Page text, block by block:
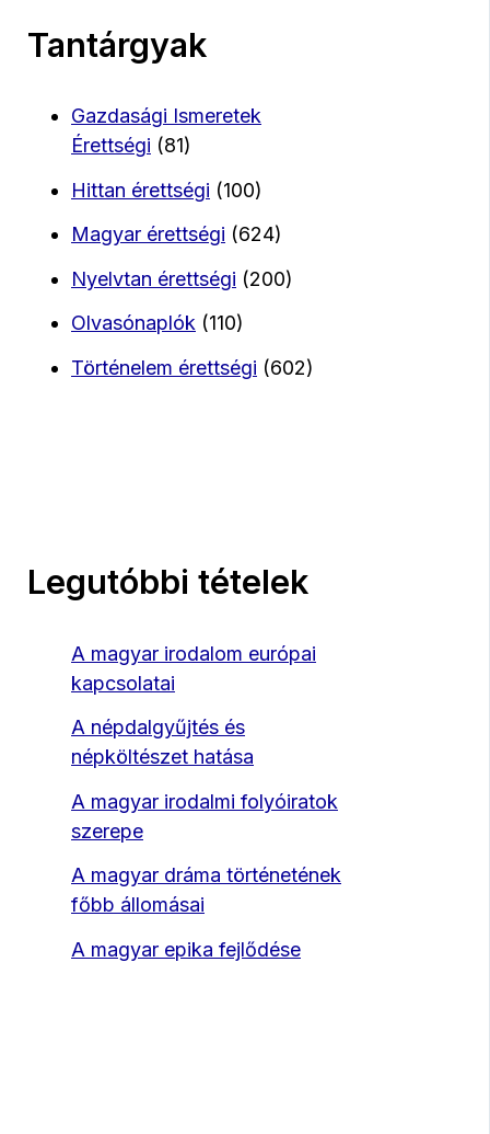
Tantárgyak
Gazdasági Ismeretek
Érettségi (81)
Hittan érettségi (100)
Magyar érettségi (624)
Nyelvtan érettségi (200)
Olvasónaplók (110)
Történelem érettségi (602)
Legutóbbi tételek
A magyar irodalom európai
kapcsolatai
A népdalgyűjtés és
népköltészet hatása
A magyar irodalmi folyóiratok
szerepe
A magyar dráma történetének
főbb állomásai
A magyar epika fejlődése